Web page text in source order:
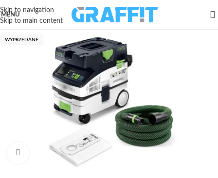
Skip to navigation
Skip to main content
MENU
WYPRZEDANE
Kliknij aby powiększyć